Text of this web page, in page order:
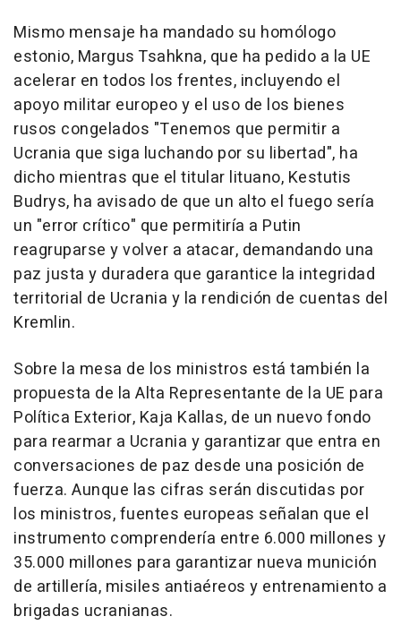
Mismo mensaje ha mandado su homólogo
estonio, Margus Tsahkna, que ha pedido a la UE
acelerar en todos los frentes, incluyendo el
apoyo militar europeo y el uso de los bienes
rusos congelados "Tenemos que permitir a
Ucrania que siga luchando por su libertad", ha
dicho mientras que el titular lituano, Kestutis
Budrys, ha avisado de que un alto el fuego sería
un "error crítico" que permitiría a Putin
reagruparse y volver a atacar, demandando una
paz justa y duradera que garantice la integridad
territorial de Ucrania y la rendición de cuentas del
Kremlin.
Sobre la mesa de los ministros está también la
propuesta de la Alta Representante de la UE para
Política Exterior, Kaja Kallas, de un nuevo fondo
para rearmar a Ucrania y garantizar que entra en
conversaciones de paz desde una posición de
fuerza. Aunque las cifras serán discutidas por
los ministros, fuentes europeas señalan que el
instrumento comprendería entre 6.000 millones y
35.000 millones para garantizar nueva munición
de artillería, misiles antiaéreos y entrenamiento a
brigadas ucranianas.